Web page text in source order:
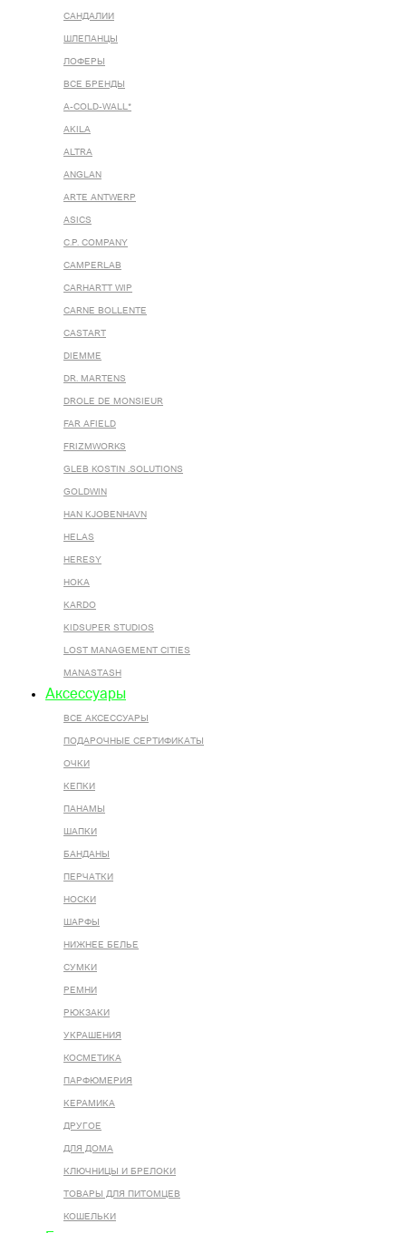
САНДАЛИИ
ШЛЕПАНЦЫ
ЛОФЕРЫ
ВСЕ БРЕНДЫ
A-COLD-WALL*
AKILA
ALTRA
ANGLAN
ARTE ANTWERP
ASICS
C.P. COMPANY
CAMPERLAB
CARHARTT WIP
CARNE BOLLENTE
CASTART
DIEMME
DR. MARTENS
DROLE DE MONSIEUR
FAR AFIELD
FRIZMWORKS
GLEB KOSTIN .SOLUTIONS
GOLDWIN
HAN KJOBENHAVN
HELAS
HERESY
HOKA
KARDO
KIDSUPER STUDIOS
LOST MANAGEMENT CITIES
MANASTASH
Аксессуары
ВСЕ AКСЕССУАРЫ
ПОДАРОЧНЫЕ СЕРТИФИКАТЫ
ОЧКИ
КЕПКИ
ПАНАМЫ
ШАПКИ
БАНДАНЫ
ПЕРЧАТКИ
НОСКИ
ШАРФЫ
НИЖНЕЕ БЕЛЬЕ
СУМКИ
РЕМНИ
РЮКЗАКИ
УКРАШЕНИЯ
КОСМЕТИКА
ПАРФЮМЕРИЯ
КЕРАМИКА
ДРУГОЕ
ДЛЯ ДОМА
КЛЮЧНИЦЫ И БРЕЛОКИ
ТОВАРЫ ДЛЯ ПИТОМЦЕВ
КОШЕЛЬКИ